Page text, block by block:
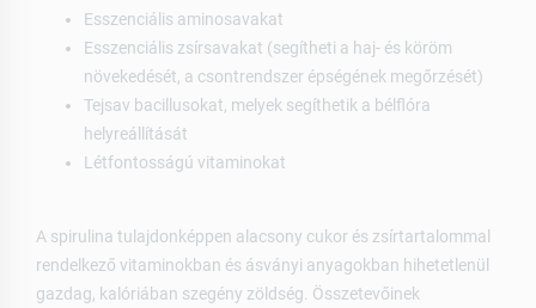
Esszenciális aminosavakat
Esszenciális zsírsavakat (segítheti a haj- és köröm
növekedését, a csontrendszer épségének megőrzését)
Tejsav bacillusokat, melyek segíthetik a bélflóra
helyreállítását
Létfontosságú vitaminokat
A spirulina tulajdonképpen alacsony cukor és zsírtartalommal
rendelkező vitaminokban és ásványi anyagokban hihetetlenül
gazdag, kalóriában szegény zöldség. Összetevőinek